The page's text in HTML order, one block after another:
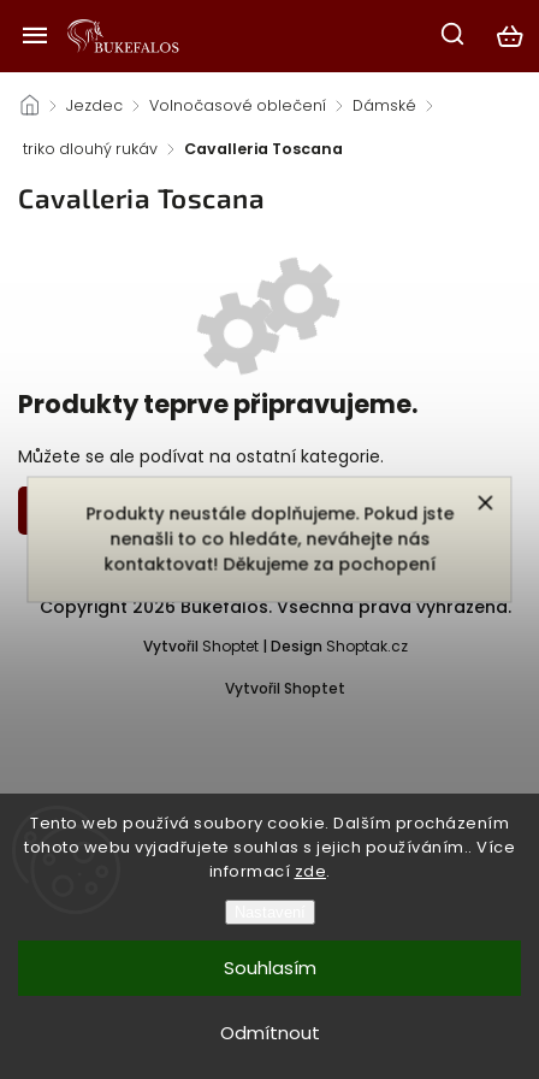
Tento web používá soubory cookie. Dalším procházením
tohoto webu vyjadřujete souhlas s jejich používáním.. Více
informací zde.
Odmítnout
Souhlasím
Produkty neustále doplňujeme. Pokud jste
nenašli to co hledáte, neváhejte nás
kontaktovat! Děkujeme za pochopení
/ Jezdec / Volnočasové oblečení / Dámské /
triko dlouhý rukáv / Cavalleria Toscana
Cavalleria Toscana
Produkty teprve připravujeme.
Můžete se ale podívat na ostatní kategorie.
Zpět do obchodu
Vytvořil Shoptet
Copyright 2026 Bukefalos. Všechna práva vyhrazena.
Vytvořil Shoptet | Design Shoptak.cz